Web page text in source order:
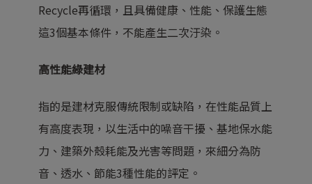
Recycle再循環，且具備健康、性能、保護生態
這3個基本條件，不能產生二次汙染。
高性能綠建材
指的是建材克服傳統限制或缺陷，在性能品質上
有高度表現，以生活中的噪音干擾、基地保水能
力、建築外殼耗能及光害等問題，來細分為防
音、透水、節能3種性能的評定。